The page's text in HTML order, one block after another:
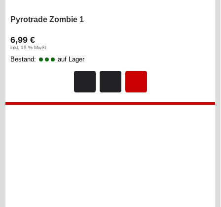
Pyrotrade Zombie 1
6,99 €
inkl. 19 % MwSt.
Bestand: auf Lager